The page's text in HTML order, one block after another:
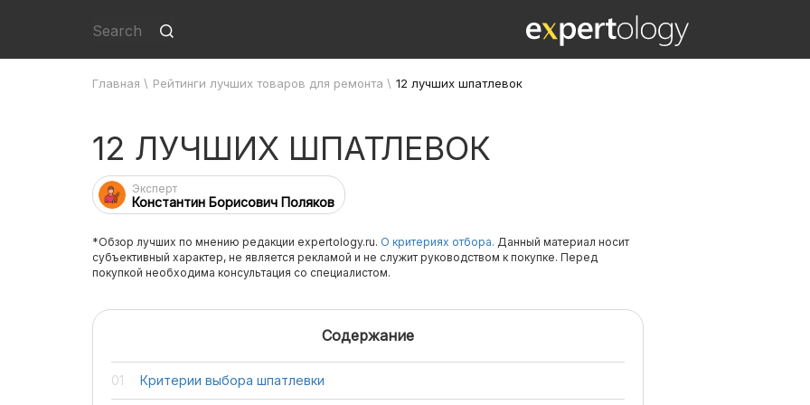
Главная \ Рейтинги лучших товаров для ремонта \ 12 лучших шпатлевок
12 ЛУЧШИХ ШПАТЛЕВОК
Эксперт
Константин Борисович Поляков
*Обзор лучших по мнению редакции expertology.ru. О критериях отбора. Данный материал носит
субъективный характер, не является рекламой и не служит руководством к покупке. Перед
покупкой необходима консультация со специалистом.
Содержание
Критерии выбора шпатлевки